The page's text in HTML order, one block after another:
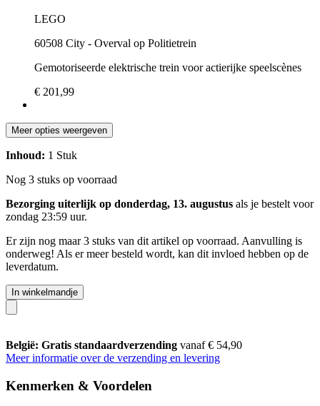
LEGO
60508 City - Overval op Politietrein
Gemotoriseerde elektrische trein voor actierijke speelscènes
€ 201,99
Meer opties weergeven
Inhoud: 1 Stuk
Nog 3 stuks op voorraad
Bezorging uiterlijk op donderdag, 13. augustus als je bestelt voor
zondag 23:59 uur.
Er zijn nog maar 3 stuks van dit artikel op voorraad. Aanvulling is
onderweg! Als er meer besteld wordt, kan dit invloed hebben op de
leverdatum.
In winkelmandje
België: Gratis standaardverzending vanaf € 54,90
Meer informatie over de verzending en levering
Kenmerken & Voordelen